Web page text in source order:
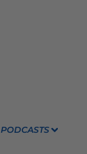
PODCASTS